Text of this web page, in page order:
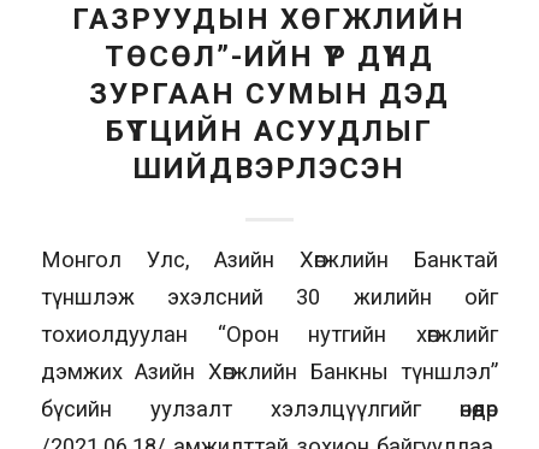
ГАЗРУУДЫН ХӨГЖЛИЙН
ТӨСӨЛ”-ИЙН ҮР ДҮНД
ЗУРГААН СУМЫН ДЭД
БҮТЦИЙН АСУУДЛЫГ
ШИЙДВЭРЛЭСЭН
Монгол Улс, Азийн Хөгжлийн Банктай
түншлэж эхэлсний 30 жилийн ойг
тохиолдуулан “Орон нутгийн хөгжлийг
дэмжих Азийн Хөгжлийн Банкны түншлэл”
бүсийн уулзалт хэлэлцүүлгийг өнөөдөр